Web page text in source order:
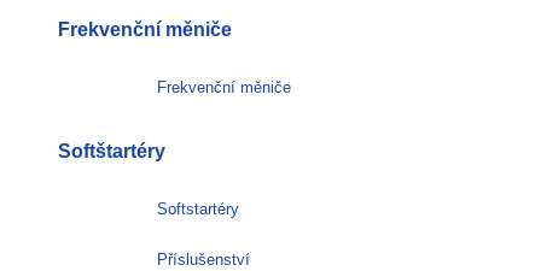
Frekvenční měniče
Frekvenční měniče
Softštartéry
Softstartéry
Příslušenství